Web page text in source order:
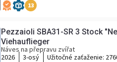
13
Pezzaioli SBA31-SR 3 Stock
Viehauflieger
Náves na přepravu zvířat
2026
3-osý Užitočné zaťaženie: